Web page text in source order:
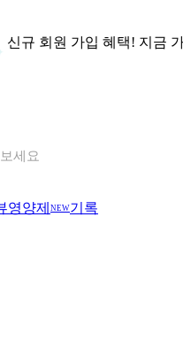
신규 회원 가입 혜택! 지금
세요
영양제 NEW기록